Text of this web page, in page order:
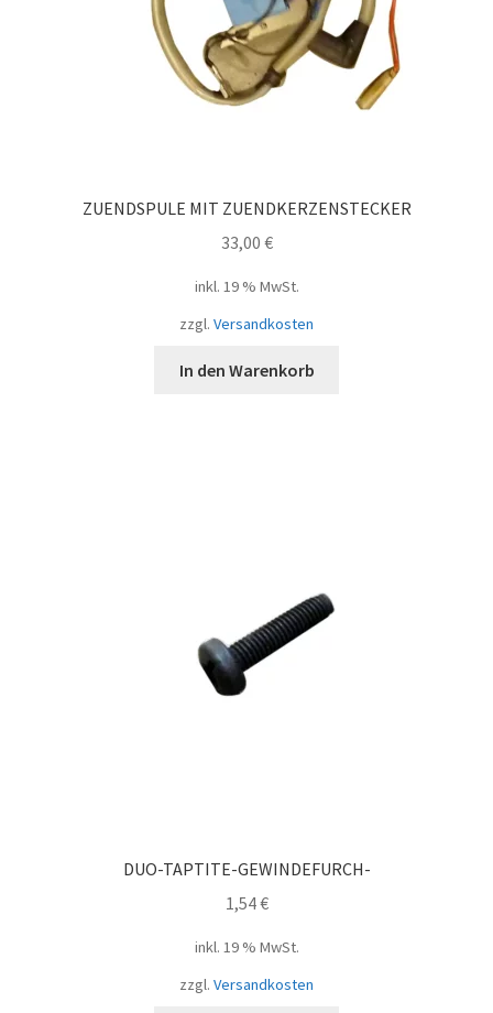
ZUENDSPULE MIT ZUENDKERZENSTECKER
33,00 €
inkl. 19 % MwSt.
zzgl. Versandkosten
In den Warenkorb
DUO-TAPTITE-GEWINDEFURCH-
1,54€
inkl. 19 % MwSt.
zzgl. Versandkosten